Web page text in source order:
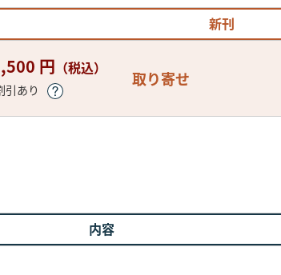
新刊
円 （税込）
引あり
取り寄せ
内容